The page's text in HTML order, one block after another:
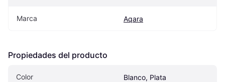
Marca Aqara
Propiedades del producto
Color Blanco, Plata